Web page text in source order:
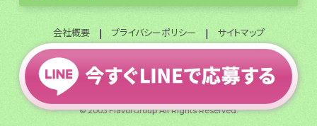
会社概要| プライバシーポリシー | サイトマップ
全国通勤チャットレディ募集
© 2003 FlavorGroup All Rights Reserved.